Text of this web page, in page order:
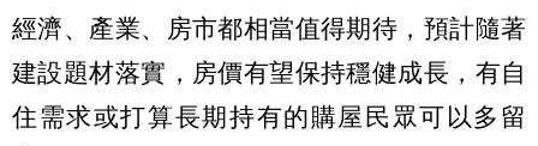
經濟、產業、房市都相當值得期待，預計隨著
建設題材落實，房價有望保持穩健成長，有自
住需求或打算長期持有的購屋民眾可以多留